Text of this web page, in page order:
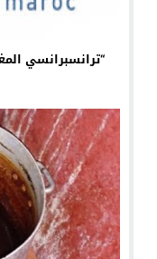
“ترانسبرانسي